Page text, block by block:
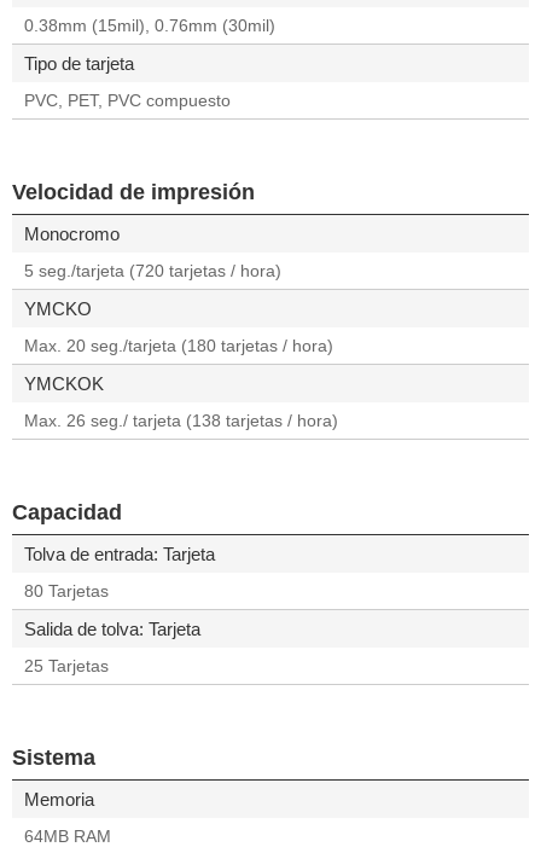
0.38mm (15mil), 0.76mm (30mil)
Tipo de tarjeta
PVC, PET, PVC compuesto
Velocidad de impresión
Monocromo
5 seg./tarjeta (720 tarjetas / hora)
YMCKO
Max. 20 seg./tarjeta (180 tarjetas / hora)
YMCKOK
Max. 26 seg./ tarjeta (138 tarjetas / hora)
Capacidad
Tolva de entrada: Tarjeta
80 Tarjetas
Salida de tolva: Tarjeta
25 Tarjetas
Sistema
Memoria
64MB RAM